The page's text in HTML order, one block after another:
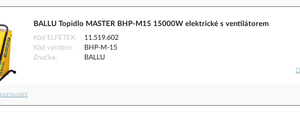
BALLU Topidlo MASTER BHP-M15 15000W elektrické s ventilátorem
Kód ELFETEX
11.519.602
Kód výrobce
BHP-M-15
Značka
BALLU